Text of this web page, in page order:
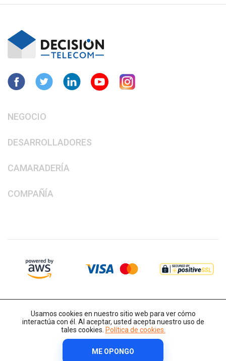
NEGOCIO
DESARROLLADORES
CAMARADERÍA
COMPAÑÍA
Usamos cookies en nuestro sitio web para ver cómo
interactúa con él. Al aceptar, usted acepta nuestro uso de
tales cookies. Política de cookies.
ME OPONGO